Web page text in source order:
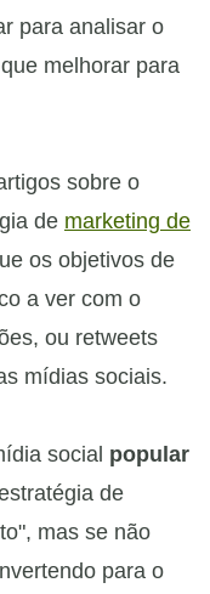
para analisar o
melhorar para
sobre o
de marketing de
os objetivos de
a ver com o
ou retweets
mídias sociais.
social popular
de
mas se não
para o